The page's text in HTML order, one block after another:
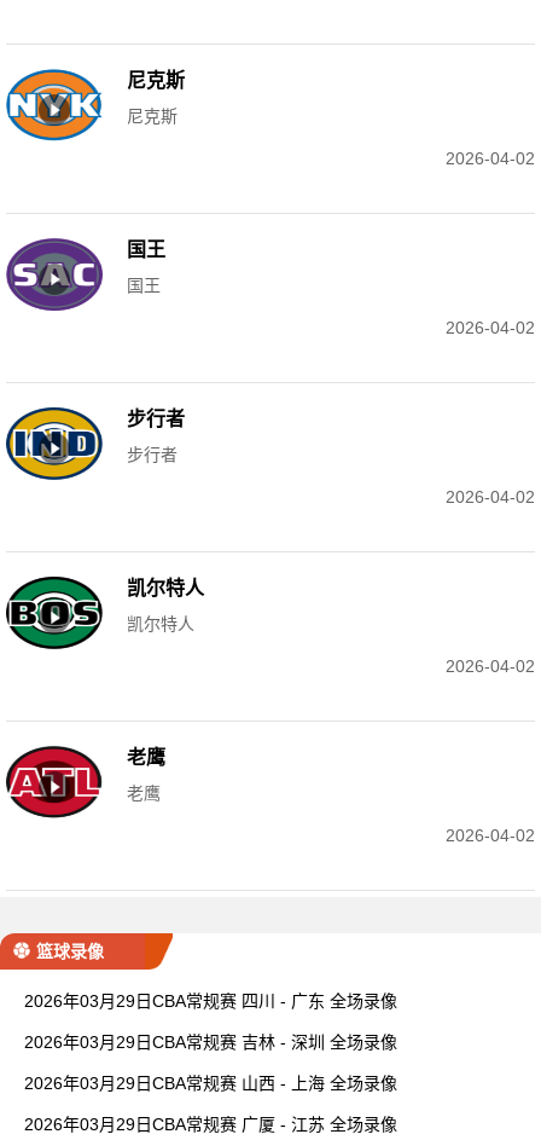
尼克斯
尼克斯
2026-04-02
国王
国王
2026-04-02
步行者
步行者
2026-04-02
凯尔特人
凯尔特人
2026-04-02
老鹰
老鹰
2026-04-02
篮球录像
2026年03月29日CBA常规赛 四川 - 广东 全场录像
2026年03月29日CBA常规赛 吉林 - 深圳 全场录像
2026年03月29日CBA常规赛 山西 - 上海 全场录像
2026年03月29日CBA常规赛 广厦 - 江苏 全场录像